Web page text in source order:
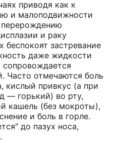
приводя как к
и малоподвижности
и раку
беспокоят застревание
даже жидкости
Часто отмечаются боль
кислый привкус (а при
— горький) во рту,
кашель (без мокроты),
и боль в горле.
до пазух носа,